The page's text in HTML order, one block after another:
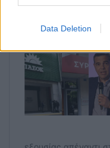
Data Deletion